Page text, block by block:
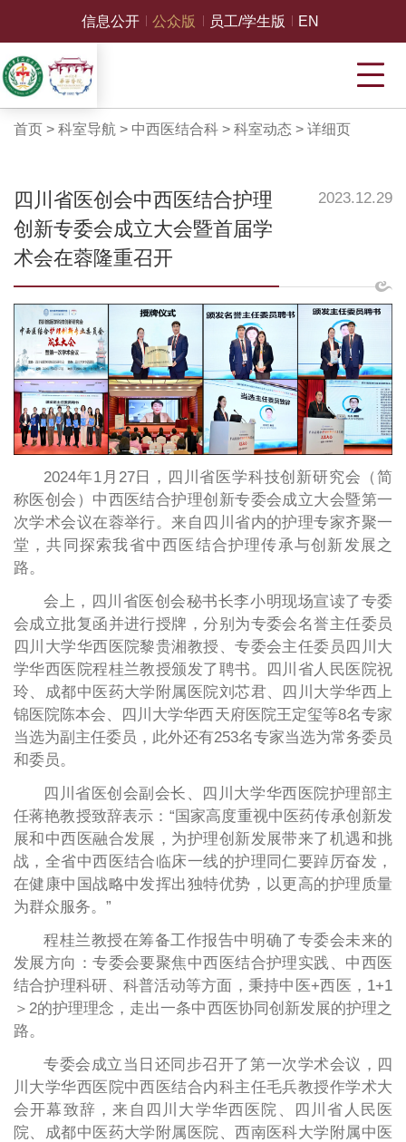
信息公开 公众版 员工/学生版 EN
首页 > 科室导航> 中西医结合科> 科室动态 > 详细页
四川省医创会中西医结合护理
创新专委会成立大会暨首届学
术会在蓉隆重召开
2023.12.29
2024年1月27日，四川省医学科技创新研究会（简
称医创会）中西医结合护理创新专委会成立大会暨第一
次学术会议在蓉举行。来自四川省内的护理专家齐聚一
堂，共同探索我省中西医结合护理传承与创新发展之
路。
会上，四川省医创会秘书长李小明现场宣读了专委
会成立批复函并进行授牌，分别为专委会名誉主任委员
四川大学华西医院黎贵湘教授、专委会主任委员四川大
学华西医院程桂兰教授颁发了聘书。四川省人民医院祝
玲、成都中医药大学附属医院刘芯君、四川大学华西上
锦医院陈本会、四川大学华西天府医院王定玺等8名专家
当选为副主任委员，此外还有253名专家当选为常务委员
和委员。
四川省医创会副会长、四川大学华西医院护理部主
任蒋艳教授致辞表示：“国家高度重视中医药传承创新发
展和中西医融合发展，为护理创新发展带来了机遇和挑
战，全省中西医结合临床一线的护理同仁要踔厉奋发，
在健康中国战略中发挥出独特优势，以更高的护理质量
为群众服务。”
程桂兰教授在筹备工作报告中明确了专委会未来的
发展方向：专委会要聚焦中西医结合护理实践、中西医
结合护理科研、科普活动等方面，秉持中医+西医，1+1
＞2的护理理念，走出一条中西医协同创新发展的护理之
路。
专委会成立当日还同步召开了第一次学术会议，四
川大学华西医院中西医结合内科主任毛兵教授作学术大
会开幕致辞，来自四川大学华西医院、四川省人民医
院、成都中医药大学附属医院、西南医科大学附属中医